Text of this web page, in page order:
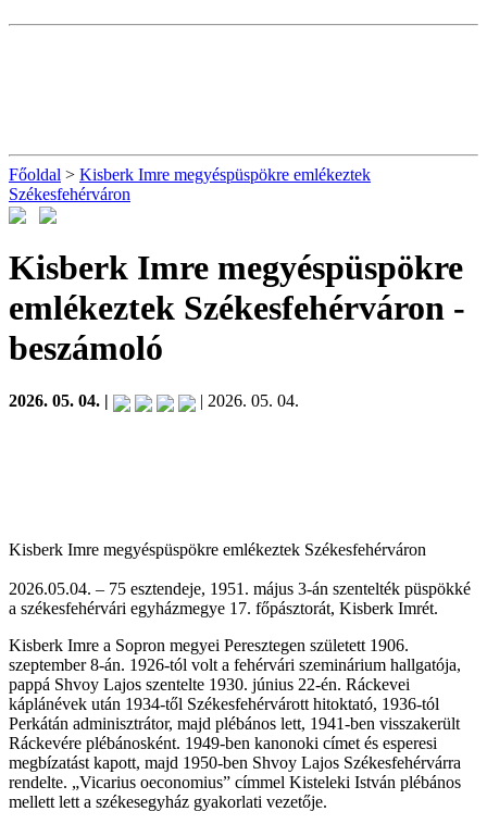
Főoldal > Kisberk Imre megyéspüspökre emlékeztek
Székesfehérváron
Kisberk Imre megyéspüspökre
emlékeztek Székesfehérváron -
beszámoló
2026. 05. 04. | | 2026. 05. 04.
Kisberk Imre megyéspüspökre emlékeztek Székesfehérváron
2026.05.04. – 75 esztendeje, 1951. május 3-án szentelték püspökké
a székesfehérvári egyházmegye 17. főpásztorát, Kisberk Imrét.
Kisberk Imre a Sopron megyei Peresztegen született 1906.
szeptember 8-án. 1926-tól volt a fehérvári szeminárium hallgatója,
pappá Shvoy Lajos szentelte 1930. június 22-én. Ráckevei
káplánévek után 1934-től Székesfehérvárott hitoktató, 1936-tól
Perkátán adminisztrátor, majd plébános lett, 1941-ben visszakerült
Ráckevére plébánosként. 1949-ben kanonoki címet és esperesi
megbízatást kapott, majd 1950-ben Shvoy Lajos Székesfehérvárra
rendelte. „Vicarius oeconomius” címmel Kisteleki István plébános
mellett lett a székesegyház gyakorlati vezetője.